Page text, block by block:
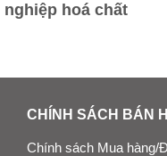
nghiệp hoá chất
CHÍNH SÁCH BÁN
Chính sách Mua hàng/